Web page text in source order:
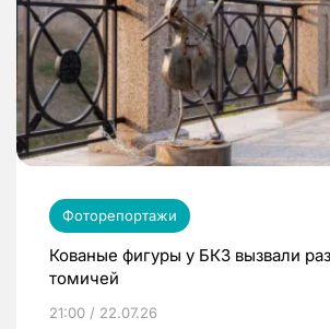
Фоторепортажи
Кованые фигуры у БКЗ вызвали
томичей
21:00 / 22.07.26